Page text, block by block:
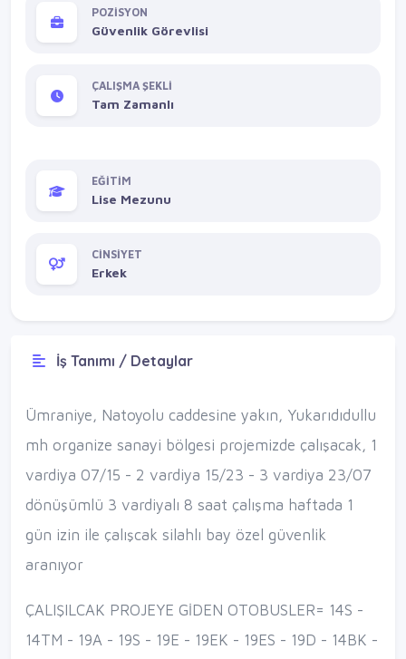
POZİSYON
Güvenlik Görevlisi
ÇALIŞMA ŞEKLİ
Tam Zamanlı
EĞİTİM
Lise Mezunu
CİNSİYET
Erkek
İş Tanımı / Detaylar
Ümraniye, Natoyolu caddesine yakın, Yukarıdıdullu
mh organize sanayi bölgesi projemizde çalışacak, 1
vardiya 07/15 - 2 vardiya 15/23 - 3 vardiya 23/07
dönüşümlü 3 vardiyalı 8 saat çalışma haftada 1
gün izin ile çalışcak silahlı bay özel güvenlik
aranıyor
ÇALIŞILCAK PROJEYE GİDEN OTOBUSLER= 14S -
14TM - 19A - 19S - 19E - 19EK - 19ES - 19D - 14BK -